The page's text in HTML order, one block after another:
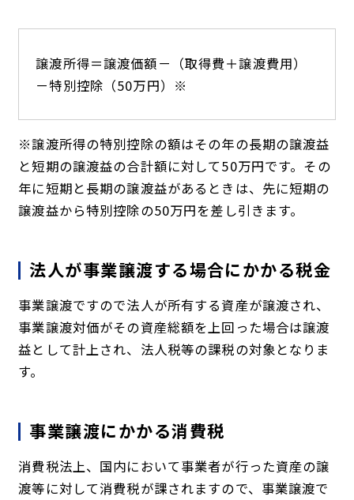
譲渡所得＝譲渡価額－（取得費＋譲渡費用）
－特別控除（50万円）※
※譲渡所得の特別控除の額はその年の長期の譲渡益
と短期の譲渡益の合計額に対して50万円です。その
年に短期と長期の譲渡益があるときは、先に短期の
譲渡益から特別控除の50万円を差し引きます。
法人が事業譲渡する場合にかかる税金
事業譲渡ですので法人が所有する資産が譲渡され、
事業譲渡対価がその資産総額を上回った場合は譲渡
益として計上され、法人税等の課税の対象となりま
す。
事業譲渡にかかる消費税
消費税法上、国内において事業者が行った資産の譲
渡等に対して消費税が課されますので、事業譲渡で